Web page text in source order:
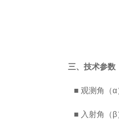
三、技术参数
■ 观测角（α
■ 入射角（β